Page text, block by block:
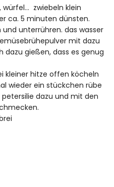
würfel… zwiebeln klein
ca. 5 minuten dünsten.
unterrühren. das wasser
mit dazu
dazu gießen, dass es genug
kleiner hitze offen köcheln
wieder ein stückchen rübe
dazu und mit den